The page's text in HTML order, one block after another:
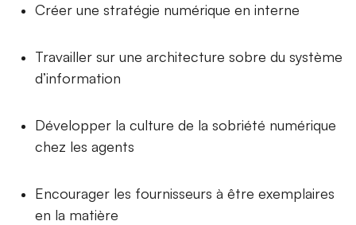
Créer une stratégie numérique en interne
Travailler sur une architecture sobre du système
d’information
Développer la culture de la sobriété numérique
chez les agents
Encourager les fournisseurs à être exemplaires
en la matière